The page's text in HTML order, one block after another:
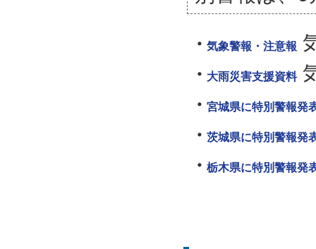
気象警報・注意報
大雨災害支援資料
宮城県に特別警報発
茨城県に特別警報発
栃木県に特別警報発